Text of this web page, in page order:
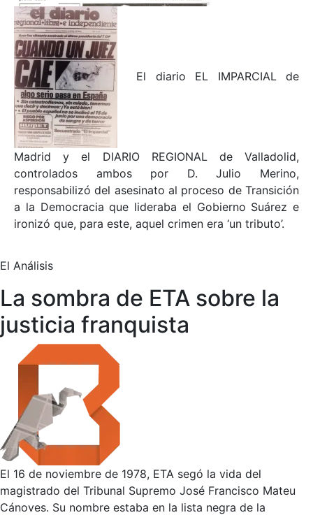
El diario EL IMPARCIAL de
Madrid y el DIARIO REGIONAL de Valladolid,
controlados ambos por D. Julio Merino,
responsabilizó del asesinato al proceso de Transición
a la Democracia que lideraba el Gobierno Suárez e
ironizó que, para este, aquel crimen era ‘un tributo’.
El Análisis
La sombra de ETA sobre la
justicia franquista
El 16 de noviembre de 1978, ETA segó la vida del
magistrado del Tribunal Supremo José Francisco Mateu
Cánoves. Su nombre estaba en la lista negra de la